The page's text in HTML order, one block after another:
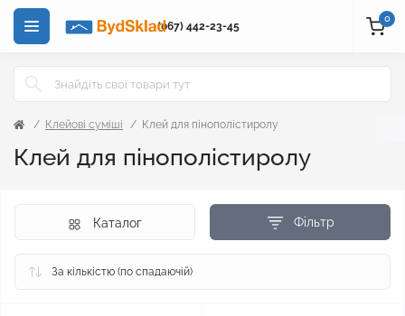
(067) 442-23-45
0
Клейові суміші Клей для пінополістиролу
Клей для пінополістиролу
Фільтр
Каталог